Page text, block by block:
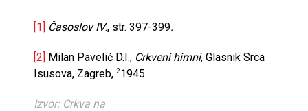
[1] Časoslov IV., str. 397-399.
[2] Milan Pavelić D.I., Crkveni himni, Glasnik Srca
Isusova, Zagreb, 21945.
Izvor: Crkva na